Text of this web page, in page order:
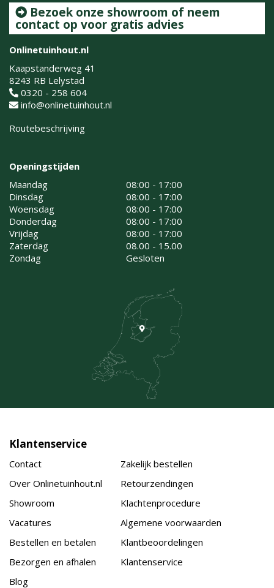
Bezoek onze showroom of neem
contact op voor gratis advies
Onlinetuinhout.nl
Kaapstanderweg 41
8243 RB Lelystad
0320 - 258 604
info@onlinetuinhout.nl
Routebeschrijving
Openingstijden
Maandag
08:00 - 17:00
Dinsdag
08:00 - 17:00
Woensdag
08:00 - 17:00
Donderdag
08:00 - 17:00
Vrijdag
08:00 - 17:00
Zaterdag
08.00 - 15.00
Zondag
Gesloten
Klantenservice
Contact
Over Onlinetuinhout.nl
Showroom
Vacatures
Bestellen en betalen
Bezorgen en afhalen
Blog
Zakelijk bestellen
Retourzendingen
Klachtenprocedure
Algemene voorwaarden
Klantbeoordelingen
Klantenservice